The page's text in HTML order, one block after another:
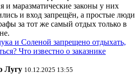
и маразматические законы у них
и вход запрещён, а простые люди
за тот же самый отдых только в
и Соленой запрещено отдыхать,
Что известно о заказнике
Лугу 10.12.2025 13:55